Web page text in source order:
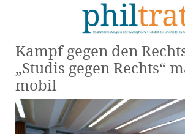
Kampf gegen den
„Studis gegen Rechts“
mobil